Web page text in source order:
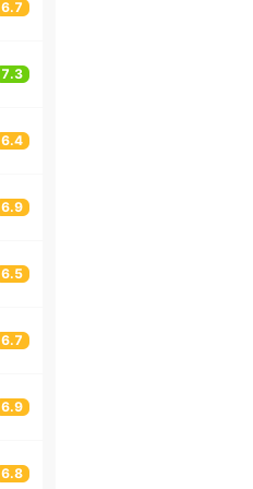
6.7
7.3
6.4
6.9
6.5
6.7
6.9
6.8